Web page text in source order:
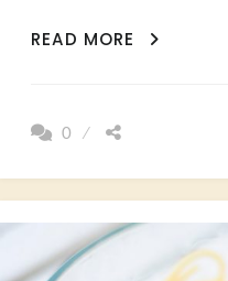
READ MORE
POLENTA
0